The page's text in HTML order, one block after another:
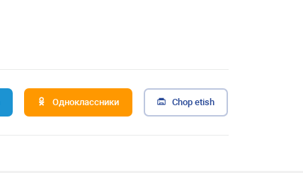
Одноклассники Chop etish